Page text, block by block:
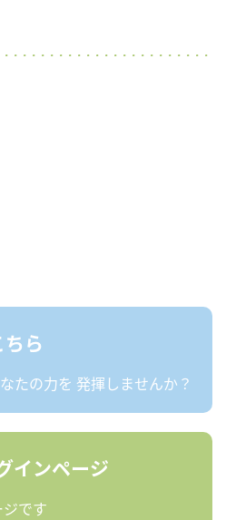
ちら
たの力を 発揮しませんか？
インページ
ジです